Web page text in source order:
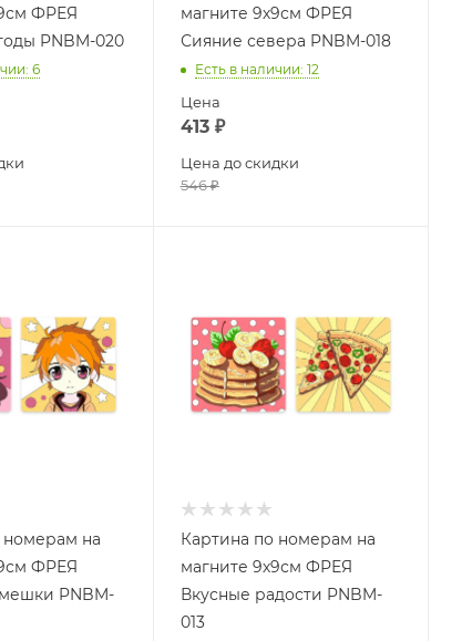
ФРЕЯ
PNBM-020
: 6
магните 9х9см ФРЕЯ
Сияние севера PNBM-018
Есть в наличии: 12
Цена
413₽
Цена до скидки
546₽
номерам на
ФРЕЯ
PNBM-
Картина по номерам на
магните 9х9см ФРЕЯ
Вкусные радости PNBM-
013